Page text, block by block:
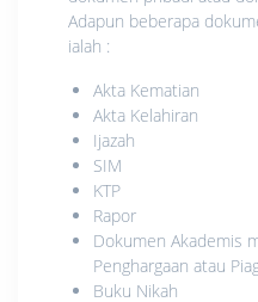
Adapun beberapa
ialah :
Akta Kematian
Akta Kelahiran
Ijazah
SIM
KTP
Rapor
Dokumen Akademis
Penghargaan atau
Buku Nikah